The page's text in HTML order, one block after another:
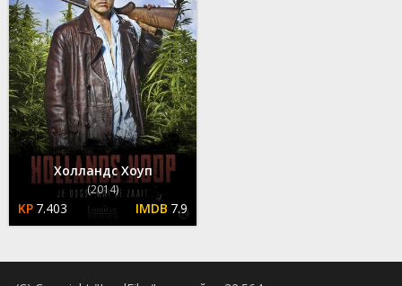
Холландс Хоуп
(2014)
7.403 7.9